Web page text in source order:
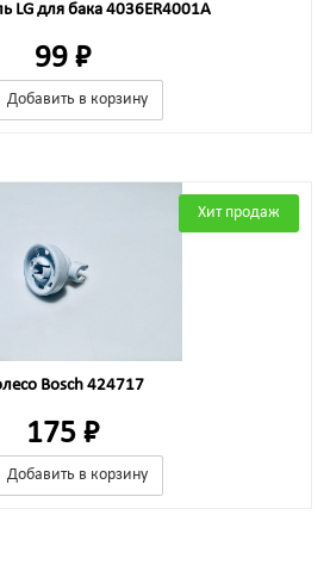
LG для бака 4036ER4001A
99 ₽
Добавить в корзину
Хит продаж
Bosch 424717
175 ₽
Добавить в корзину